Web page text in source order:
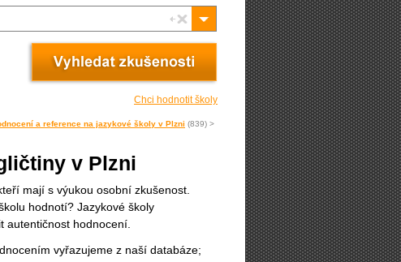
Chci hodnotit školy
a reference na jazykové školy v Plzni (839) >
v Plzni
mají s výukou osobní zkušenost.
hodnotí? Jazykové školy
autentičnost hodnocení.
vyřazujeme z naší databáze;